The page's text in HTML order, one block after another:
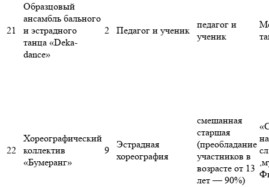
21
Образцовый
ансамбль бального
и эстрадного
танца «Deka-
dance»
2 Педагог и ученик
педагог и
ученик
22
Хореографический
коллектив
«Бумеранг»
9
Эстрадная
хореография
смешанная
старшая
(преобладание
участников в
возрасте от 13
лет — 90%)